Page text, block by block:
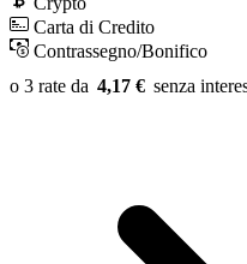
Carta di Credito
Contrassegno/Bonifico
4,17 €